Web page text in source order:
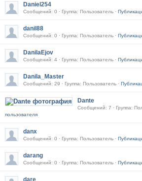
Daniel254
Сообщений: 0 · Группа: Пользователь ·
danil88
Сообщений: 0 · Группа: Пользователь ·
DanilaEjov
Сообщений: 4 · Группа: Пользователь ·
Danila_Master
Сообщений: 29 · Группа: Пользователь ·
Dante
Сообщений: 7 · Группа:
пользователя
danx
Сообщений: 0 · Группа: Пользователь ·
darang
Сообщений: 0 · Группа: Пользователь ·
dare